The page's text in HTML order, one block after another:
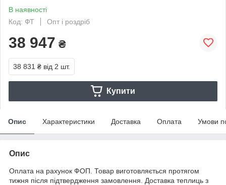
В наявності
Код: ФТ
Опт і роздріб
38 947 ₴
38 831 ₴ від 2 шт.
Купити
Опис Характеристики Доставка Оплата Умови
Опис
Оплата на рахунок ФОП. Товар виготовляється протягом
тижня після підтвердження замовлення. Доставка теплиць з